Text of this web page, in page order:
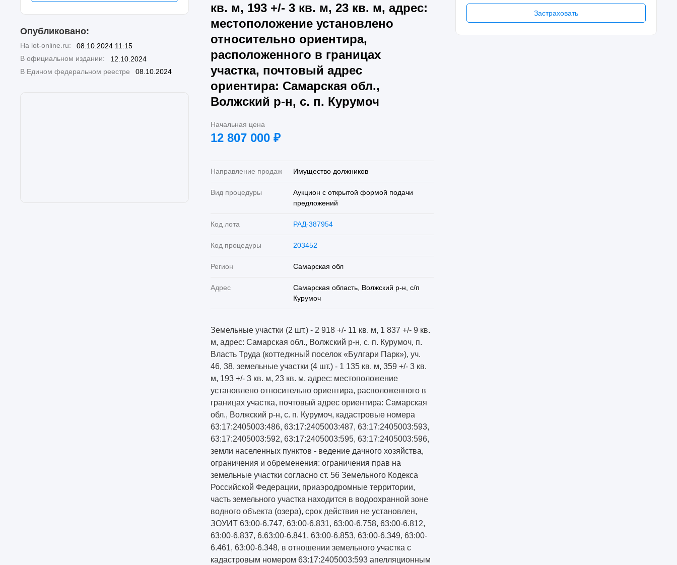
Застраховать
Опубликовано:
На lot-online.ru:
08.10.2024 11:15
В официальном издании:
12.10.2024
В Едином федеральном реестре
08.10.2024
кв. м, 193 +/- 3 кв. м, 23 кв. м, адрес:
местоположение установлено
относительно ориентира,
расположенного в границах
участка, почтовый адрес
ориентира: Самарская обл.,
Волжский р-н, с. п. Курумоч
Начальная цена
12 807 000 ₽
Направление продаж Имущество должников
Вид процедуры
Аукцион с открытой формой подачи
предложений
Код лота РАД-387954
Код процедуры 203452
Регион Самарская обл
Адрес
Самарская область, Волжский р-н, с/п
Курумоч
Земельные участки (2 шт.) - 2 918 +/- 11 кв. м, 1 837 +/- 9 кв.
м, адрес: Самарская обл., Волжский р-н, с. п. Курумоч, п.
Власть Труда (коттеджный поселок «Булгари Парк»), уч.
46, 38, земельные участки (4 шт.) - 1 135 кв. м, 359 +/- 3 кв.
м, 193 +/- 3 кв. м, 23 кв. м, адрес: местоположение
установлено относительно ориентира, расположенного в
границах участка, почтовый адрес ориентира: Самарская
обл., Волжский р-н, с. п. Курумоч, кадастровые номера
63:17:2405003:486, 63:17:2405003:487, 63:17:2405003:593,
63:17:2405003:592, 63:17:2405003:595, 63:17:2405003:596,
земли населенных пунктов - ведение дачного хозяйства,
ограничения и обременения: ограничения прав на
земельные участки согласно ст. 56 Земельного Кодекса
Российской Федерации, приаэродромные территории,
часть земельного участка находится в водоохранной зоне
водного объекта (озера), срок действия не установлен,
ЗОУИТ 63:00-6.747, 63:00-6.831, 63:00-6.758, 63:00-6.812,
63:00-6.837, 6.63:00-6.841, 63:00-6.853, 63:00-6.349, 63:00-
6.461, 63:00-6.348, в отношении земельного участка с
кадастровым номером 63:17:2405003:593 апелляционным